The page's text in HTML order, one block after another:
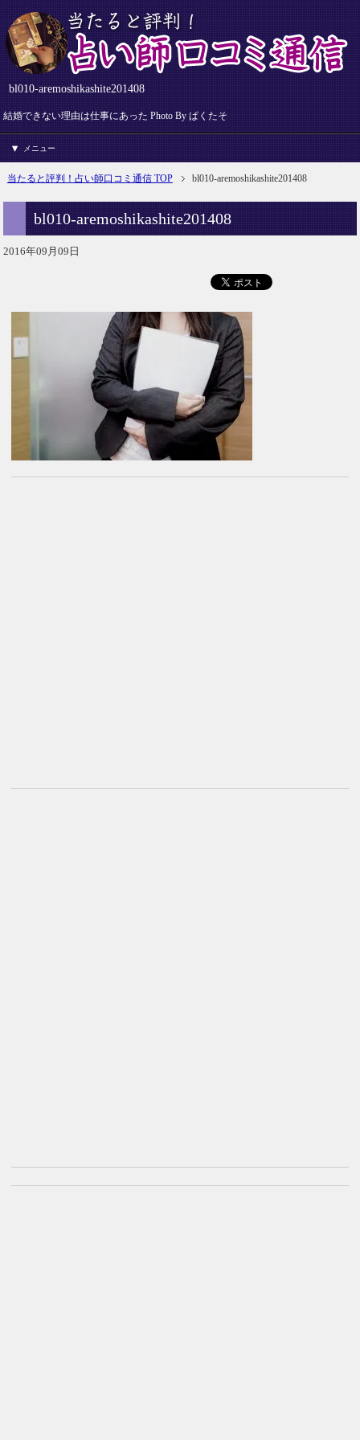
bl010-aremoshikashite201408
結婚できない理由は仕事にあった Photo By ぱくたそ
メニュー
当たると評判！占い師口コミ通信 TOP bl010-aremoshikashite201408
bl010-aremoshikashite201408
2016年09月09日